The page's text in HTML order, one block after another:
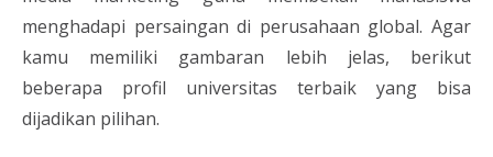
menghadapi persaingan di perusahaan global. Agar
kamu memiliki gambaran lebih jelas, berikut
beberapa profil universitas terbaik yang bisa
dijadikan pilihan.